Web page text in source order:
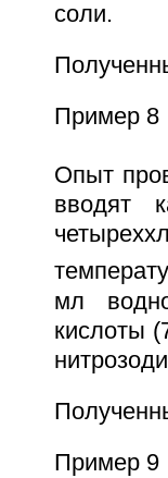
соли.
Пример 8
Опыт
вводят
мл
кислоты
Пример 9